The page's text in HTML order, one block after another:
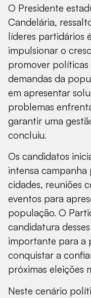
O Presidente
Candelária,
líderes partidários
impulsionar o
promover
demandas da
em apresentar
problemas
garantir uma
concluiu.
Os candidatos
intensa campanha
cidades, reuniões
eventos para
população. O
candidatura
importante para a
conquistar a
próximas eleições
Neste cenário